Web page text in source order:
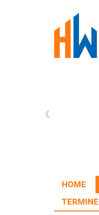
HOME
TERMINE